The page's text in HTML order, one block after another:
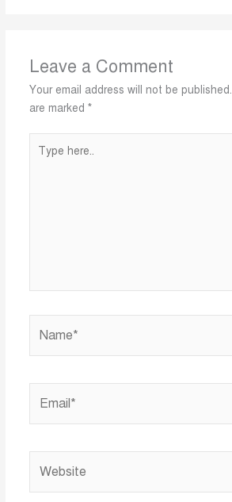
Leave a Comment
Your email address will not be published.
are marked *
here..